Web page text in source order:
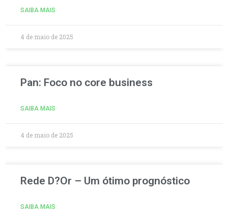
SAIBA MAIS
4 de maio de 2025
Pan: Foco no core business
SAIBA MAIS
4 de maio de 2025
Rede D?Or – Um ótimo prognóstico
SAIBA MAIS